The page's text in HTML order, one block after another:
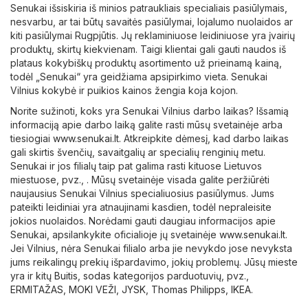
Senukai išsiskiria iš minios patraukliais specialiais pasiūlymais,
nesvarbu, ar tai būtų savaitės pasiūlymai, lojalumo nuolaidos ar
kiti pasiūlymai Rugpjūtis. Jų reklaminiuose leidiniuose yra įvairių
produktų, skirtų kiekvienam. Taigi klientai gali gauti naudos iš
plataus kokybiškų produktų asortimento už prieinamą kainą,
todėl „Senukai“ yra geidžiama apsipirkimo vieta. Senukai
Vilnius kokybė ir puikios kainos žengia koja kojon.
Norite sužinoti, koks yra Senukai Vilnius darbo laikas? Išsamią
informaciją apie darbo laiką galite rasti mūsų svetainėje arba
tiesiogiai www.senukai.lt. Atkreipkite dėmesį, kad darbo laikas
gali skirtis švenčių, savaitgalių ar specialių renginių metu.
Senukai ir jos filialų taip pat galima rasti kituose Lietuvos
miestuose, pvz., . Mūsų svetainėje visada galite peržiūrėti
naujausius Senukai Vilnius specialiuosius pasiūlymus. Jums
pateikti leidiniai yra atnaujinami kasdien, todėl nepraleisite
jokios nuolaidos. Norėdami gauti daugiau informacijos apie
Senukai, apsilankykite oficialioje jų svetainėje www.senukai.lt.
Jei Vilnius, nėra Senukai filialo arba jie nevykdo jose nevyksta
jums reikalingų prekių išpardavimo, jokių problemų. Jūsų mieste
yra ir kitų Buitis, sodas kategorijos parduotuvių, pvz.,
ERMITAŽAS, MOKI VEŽI, JYSK, Thomas Philipps, IKEA.